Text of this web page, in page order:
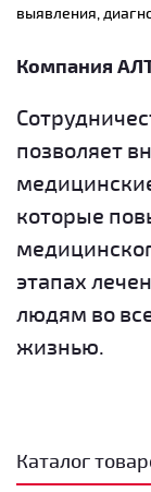
выявления,
Компания
позволяет
которые
этапах
людям во
жизнью.
Каталог